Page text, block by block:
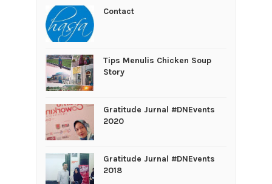
Contact
Tips Menulis Chicken Soup
Story
Gratitude Jurnal #DNEvents
2020
Gratitude Jurnal #DNEvents
2018